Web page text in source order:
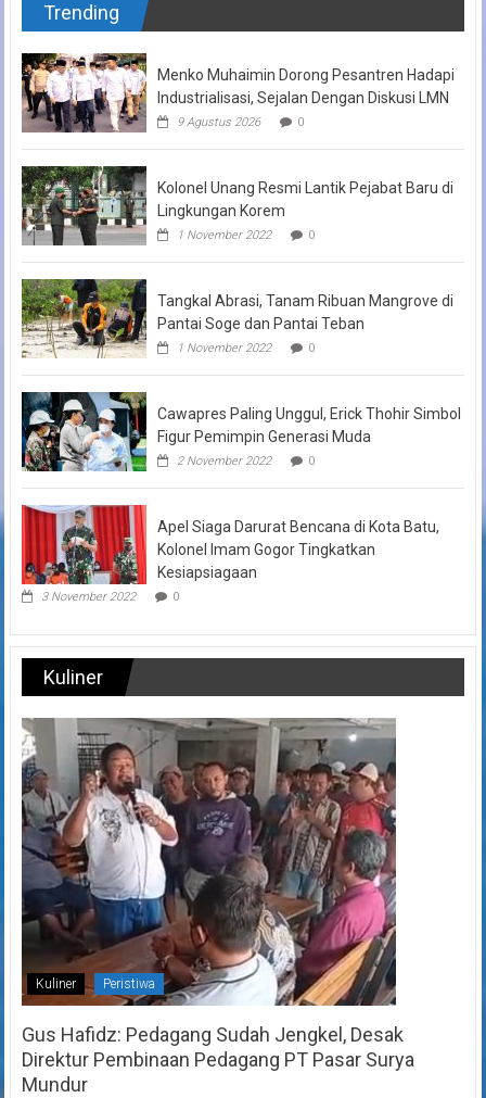
Trending
Menko Muhaimin Dorong Pesantren Hadapi
Industrialisasi, Sejalan Dengan Diskusi LMN
9 Agustus 2026 0
Kolonel Unang Resmi Lantik Pejabat Baru di
Lingkungan Korem
1 November 2022 0
Tangkal Abrasi, Tanam Ribuan Mangrove di
Pantai Soge dan Pantai Teban
1 November 2022 0
Cawapres Paling Unggul, Erick Thohir Simbol
Figur Pemimpin Generasi Muda
2 November 2022 0
Apel Siaga Darurat Bencana di Kota Batu,
Kolonel Imam Gogor Tingkatkan
Kesiapsiagaan
3 November 2022 0
Kuliner
Kuliner Peristiwa
Gus Hafidz: Pedagang Sudah Jengkel, Desak
Direktur Pembinaan Pedagang PT Pasar Surya
Mundur